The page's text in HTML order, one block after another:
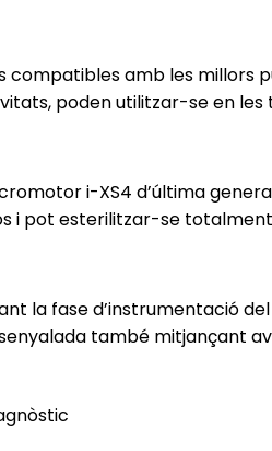
compatibles amb les
poden utilitzar-se en
i-XS4 d’última
pot esterilitzar-se
la fase d’instrumentació
també